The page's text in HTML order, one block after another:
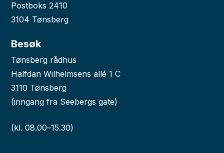
Postboks 2410
3104 Tønsberg
Besøk
Tønsberg rådhus
Halfdan Wilhelmsens allé 1 C
3110 Tønsberg
(inngang fra Seebergs gate)
(kl. 08.00–15.30)